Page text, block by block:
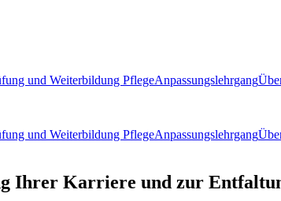
und Weiterbildung PflegeAnpassungslehrgang
und Weiterbildung PflegeAnpassungslehrgang
Ihrer Karriere und zur